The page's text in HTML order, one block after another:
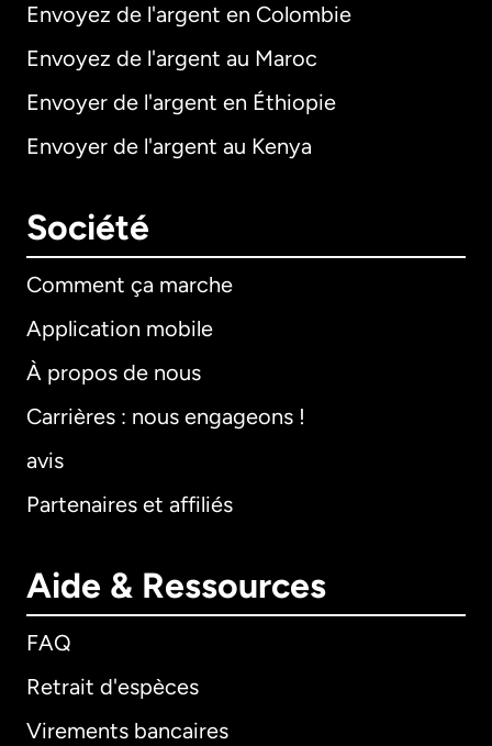
Envoyez de l'argent en Colombie
Envoyez de l'argent au Maroc
Envoyer de l'argent en Éthiopie
Envoyer de l'argent au Kenya
Société
Comment ça marche
Application mobile
À propos de nous
Carrières : nous engageons !
avis
Partenaires et affiliés
Aide & Ressources
FAQ
Retrait d'espèces
Virements bancaires